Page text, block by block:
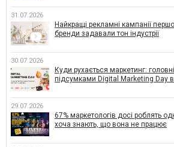
31.07.2026
Найкращі рекламні кампанії
бренди задавали тон індустрії
30.07.2026
Куди рухається маркетинг:
підсумками Digital Marketing Day
29.07.2026
67% маркетологів досі роблять
хоча знають, що вона не працює